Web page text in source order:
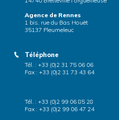
Agence de Rennes
1 bis, rue du Bas Houët
35137 Pleumeleuc
Téléphone
Tél. : +33 (0)2 31 75 06 06
Fax : +33 (0)2 31 73 43 64
Tél. : +33 (0)2 99 06 85 28
Fax : +33 (0)2 99 06 47 24